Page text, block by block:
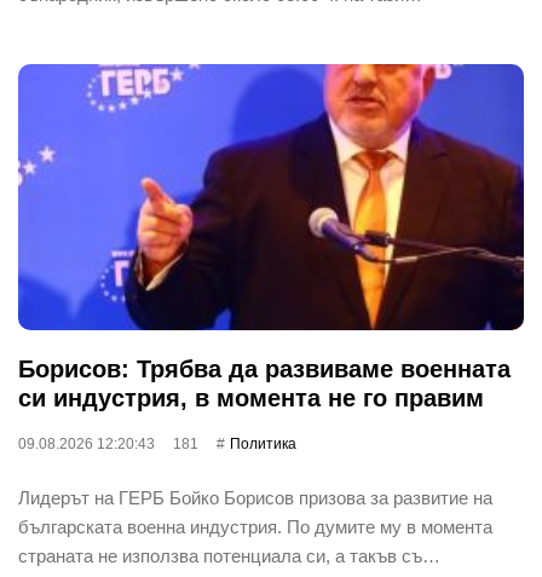
Борисов: Трябва да развиваме военната
си индустрия, в момента не го правим
09.08.2026 12:20:43 181 Политика
Лидерът на ГЕРБ Бойко Борисов призова за развитие на
българската военна индустрия. По думите му в момента
страната не използва потенциала си, а такъв съ…